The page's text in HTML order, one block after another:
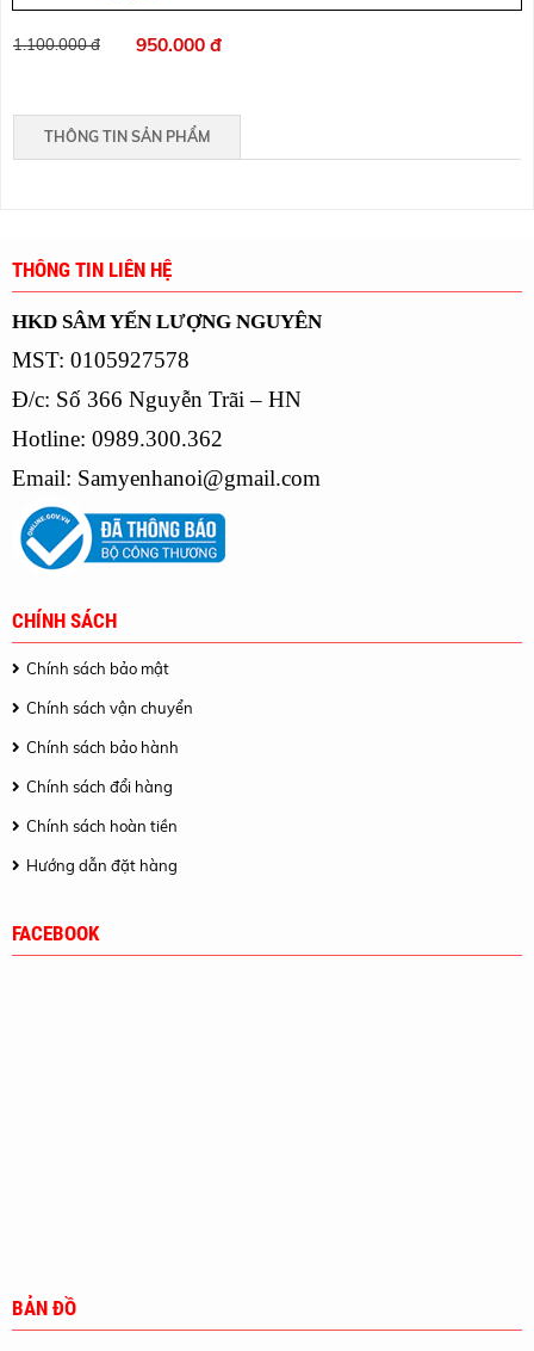
1.100.000 đ 950.000 đ
THÔNG TIN SẢN PHẨM
THÔNG TIN LIÊN HỆ
HKD SÂM YẾN LƯỢNG NGUYÊN
MST: 0105927578
Đ/c: Số 366 Nguyễn Trãi – HN
Hotline: 0989.300.362
Email: Samyenhanoi@gmail.com
CHÍNH SÁCH
Chính sách bảo mật
Chính sách vận chuyển
Chính sách bảo hành
Chính sách đổi hàng
Chính sách hoàn tiền
Hướng dẫn đặt hàng
FACEBOOK
BẢN ĐỒ